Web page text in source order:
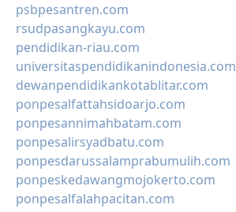
psbpesantren.com
rsudpasangkayu.com
pendidikan-riau.com
universitaspendidikanindonesia.com
dewanpendidikankotablitar.com
ponpesalfattahsidoarjo.com
ponpesannimahbatam.com
ponpesalirsyadbatu.com
ponpesdarussalamprabumulih.com
ponpeskedawangmojokerto.com
ponpesalfalahpacitan.com